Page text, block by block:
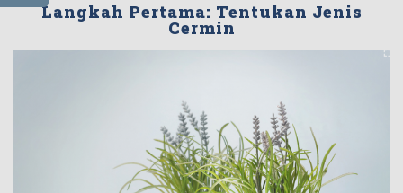
Langkah Pertama: Tentukan Jenis
Cermin